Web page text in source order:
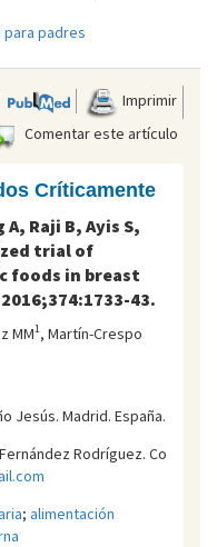
padres
Imprimir
Comentar este artículo
Críticamente
Raji B, Ayis S,
trial of
foods in breast
43.
MM1, Martín-Crespo
Jesús. Madrid. España.
Rodríguez. Co
; alimentación